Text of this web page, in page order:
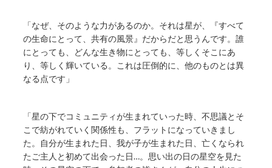
「なぜ、そのような力があるのか。それは星が、『すべて
の生命にとって、共有の風景』だからだと思うんです。誰
にとっても、どんな生き物にとっても、等しくそこにあ
り、等しく輝いている。これは圧倒的に、他のものとは異
なる点です」
「星の下でコミュニティが生まれていった時、不思議とそ
こで紡がれていく関係性も、フラットになっていきまし
た。自分が生まれた日、我が子が生まれた日、亡くなられ
たご主人と初めて出会った日…。思い出の日の星空を見た